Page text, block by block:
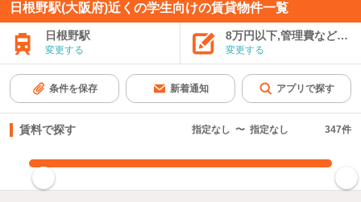
日根野駅(大阪府)近くの学生向けの賃貸物件一覧
日根野駅
変更する
8万円以下,管理費など込み
変更する
条件を保存 新着通知 アプリで探す
賃料で探す 指定なし 〜 指定なし 347件